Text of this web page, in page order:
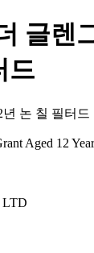
글렌
드
Aged 12
LTD